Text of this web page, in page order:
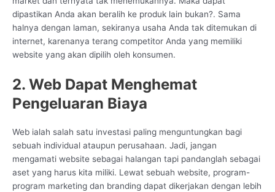
dipastikan Anda akan beralih ke produk lain bukan?. Sama
halnya dengan laman, sekiranya usaha Anda tak ditemukan di
internet, karenanya terang competitor Anda yang memiliki
website yang akan dipilih oleh konsumen.
2. Web Dapat Menghemat
Pengeluaran Biaya
Web ialah salah satu investasi paling menguntungkan bagi
sebuah individual ataupun perusahaan. Jadi, jangan
mengamati website sebagai halangan tapi pandanglah sebagai
aset yang harus kita miliki. Lewat sebuah website, program-
program marketing dan branding dapat dikerjakan dengan lebih